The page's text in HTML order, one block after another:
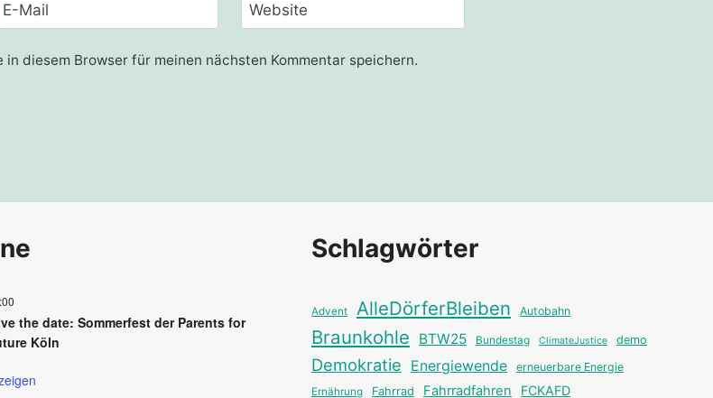
E-Mail Website
diesem Browser für meinen nächsten Kommentar speichern.
the date: Sommerfest der Parents for
Köln
Schlagwörter
Advent AlleDörferBleiben Autobahn
Braunkohle BTW25 Bundestag ClimateJustice demo
Demokratie Energiewende erneuerbare Energie
Ernährung Fahrrad Fahrradfahren FCKAFD